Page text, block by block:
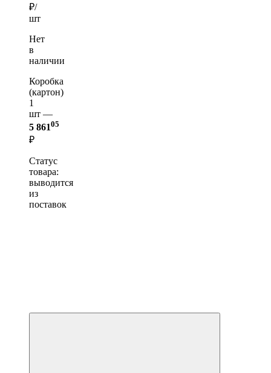
₽/
шт
Нет
в
наличии
Коробка
(картон)
1
шт —
5 86105
₽
Статус
товара:
выводится
из
поставок